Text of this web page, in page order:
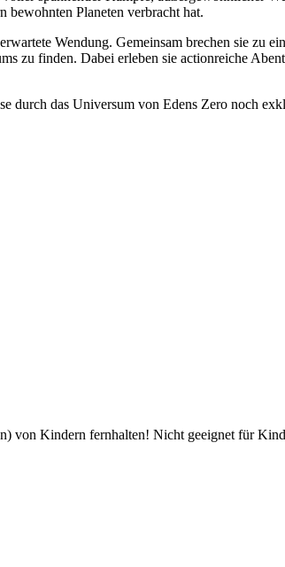
bewohnten Planeten verbracht hat.
Wendung. Gemeinsam brechen sie zu
zu finden. Dabei erleben sie actionreiche
durch das Universum von Edens Zero noch
von Kindern fernhalten! Nicht geeignet für